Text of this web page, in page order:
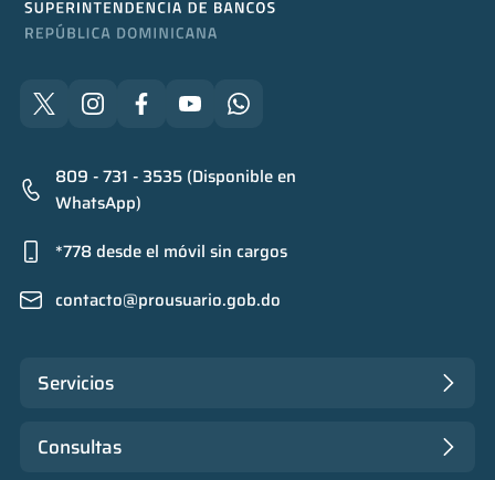
809 - 731 - 3535 (Disponible en
WhatsApp)
*778 desde el móvil sin cargos
contacto@prousuario.gob.do
Servicios
Consultas